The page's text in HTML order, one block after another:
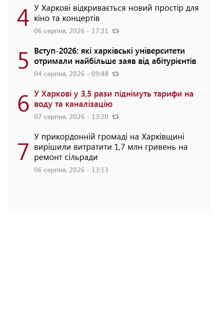
4 У Харкові відкривається новий простір для
кіно та концертів
06 серпня, 2026 - 17:31
5 Вступ-2026: які харківські університети
отримали найбільше заяв від абітурієнтів
04 серпня, 2026 - 09:48
6 У Харкові у 3,5 рази піднімуть тарифи на
воду та каналізацію
07 серпня, 2026 - 13:20
7 У прикордонній громаді на Харківщині
вирішили витратити 1,7 млн гривень на
ремонт сільради
06 серпня, 2026 - 13:13